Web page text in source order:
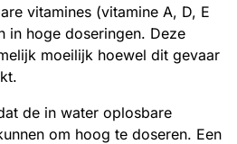
vitamines (vitamine A, D, E
in hoge doseringen. Deze
moeilijk hoewel dit gevaar
de in water oplosbare
om hoog te doseren. Een